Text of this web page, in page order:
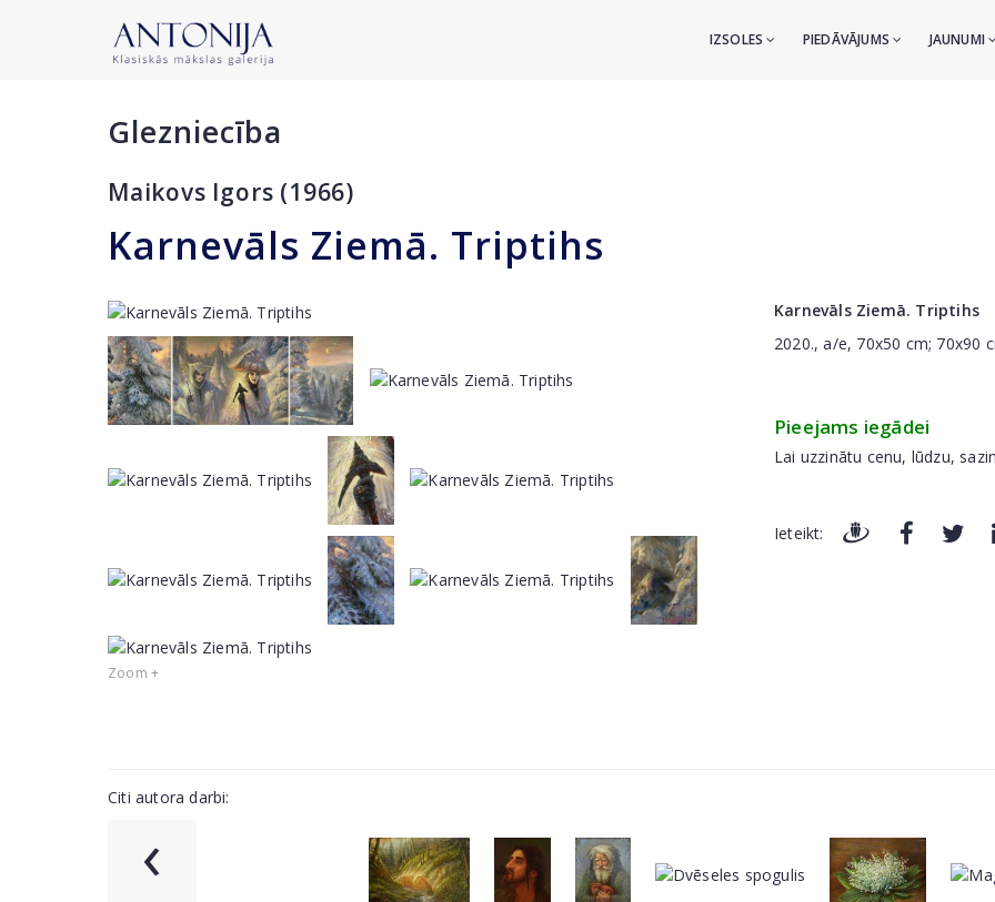
IZSOLES PIEDĀVĀJUMS JAUNUMI
Glezniecība
Maikovs Igors (1966)
Karnevāls Ziemā. Triptihs
Zoom +
Karnevāls Ziemā. Triptihs
2020., a/e, 70x50 cm; 70x90
Pieejams iegādei
Lai uzzinātu cenu, lūdzu,
Ieteikt:
Citi autora darbi:
‹